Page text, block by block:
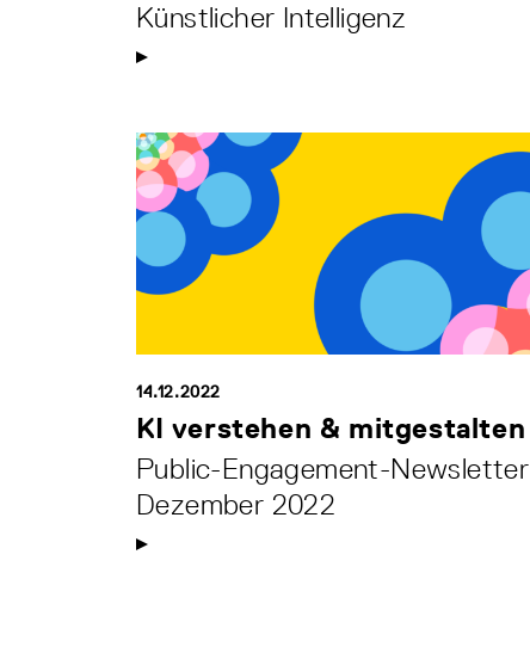
Künstlicher Intelligenz
14.12.2022
KI verstehen & mitgestalten
Public-Engagement-Newsletter
Dezember 2022